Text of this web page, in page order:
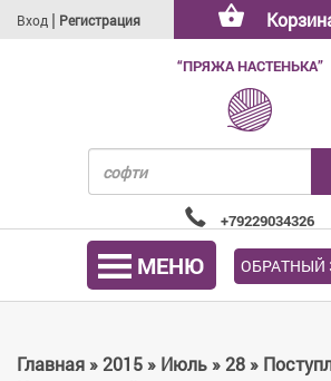
Вход | Регистрация
“ПРЯЖА НАСТЕНЬКА”
+79229034326
МЕНЮ ОБРАТНЫЙ
Главная»2015» Июль»28»